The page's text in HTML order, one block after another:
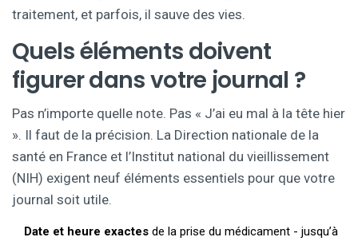
traitement, et parfois, il sauve des vies.
Quels éléments doivent
figurer dans votre journal ?
Pas n’importe quelle note. Pas « J’ai eu mal à la tête hier
». Il faut de la précision. La Direction nationale de la
santé en France et l’Institut national du vieillissement
(NIH) exigent neuf éléments essentiels pour que votre
journal soit utile.
Date et heure exactes de la prise du médicament - jusqu’à